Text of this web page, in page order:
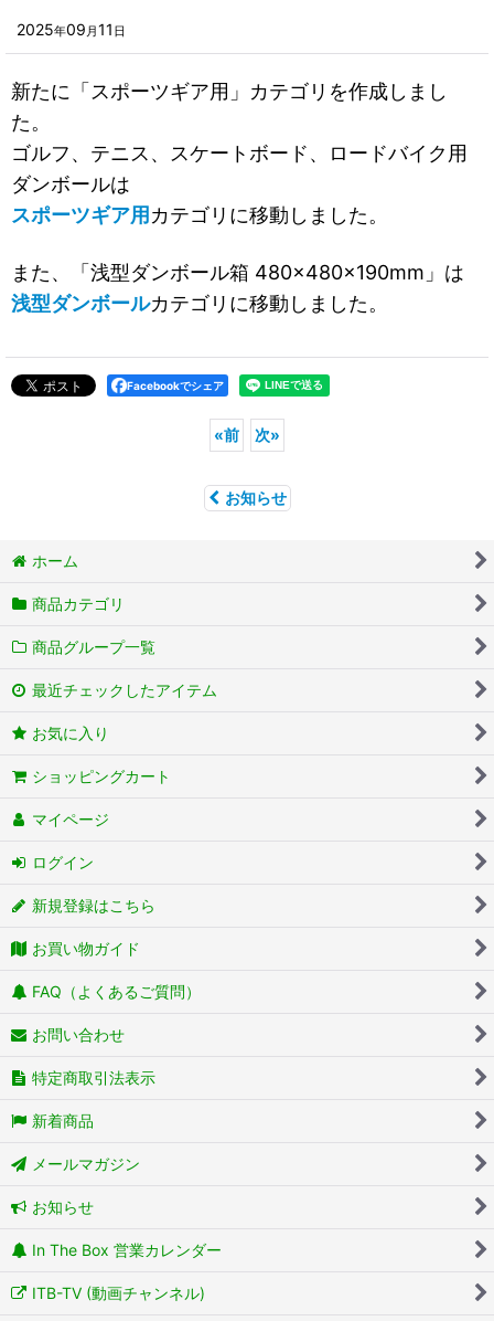
2025年09 月11 日
新たに「スポーツギア用」カテゴリを作成しまし
た。
ゴルフ、テニス、スケートボード、ロードバイク用
ダンボールは
スポーツギア用 カテゴリに移動しました。
また、「浅型ダンボール箱 480×480×190mm」は
浅型ダンボールカテゴリに移動しました。
Facebookでシェア
«前 次»
お知らせ
ホーム
商品カテゴリ
商品グループ一覧
最近チェックしたアイテム
お気に入り
ショッピングカート
マイページ
ログイン
新規登録はこちら
お買い物ガイド
FAQ（よくあるご質問）
お問い合わせ
特定商取引法表示
新着商品
メールマガジン
お知らせ
In The Box 営業カレンダー
ITB-TV (動画チャンネル)